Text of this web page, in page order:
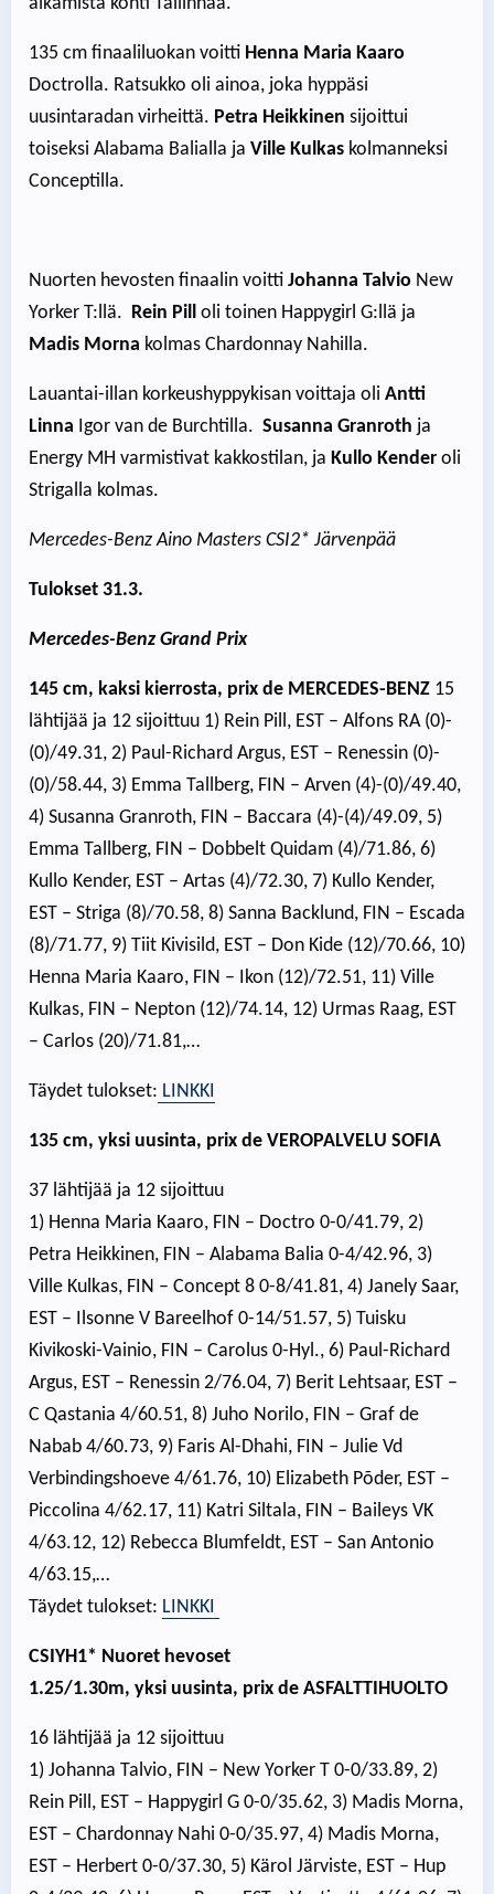
135 cm finaaliluokan voitti Henna Maria Kaaro
Doctrolla. Ratsukko oli ainoa, joka hyppäsi
uusintaradan virheittä. Petra Heikkinen sijoittui
toiseksi Alabama Balialla ja Ville Kulkas kolmanneksi
Conceptilla.
Nuorten hevosten finaalin voitti Johanna Talvio New
Yorker T:llä. Rein Pill oli toinen Happygirl G:llä ja
Madis Morna kolmas Chardonnay Nahilla.
Lauantai-illan korkeushyppykisan voittaja oli Antti
Linna Igor van de Burchtilla. Susanna Granroth ja
Energy MH varmistivat kakkostilan, ja Kullo Kender oli
Strigalla kolmas.
Mercedes-Benz Aino Masters CSI2* Järvenpää
Tulokset 31.3.
Mercedes-Benz Grand Prix
145 cm, kaksi kierrosta, prix de MERCEDES-BENZ 15
lähtijää ja 12 sijoittuu 1) Rein Pill, EST – Alfons RA (0)-
(0)/49.31, 2) Paul-Richard Argus, EST – Renessin (0)-
(0)/58.44, 3) Emma Tallberg, FIN – Arven (4)-(0)/49.40,
4) Susanna Granroth, FIN – Baccara (4)-(4)/49.09, 5)
Emma Tallberg, FIN – Dobbelt Quidam (4)/71.86, 6)
Kullo Kender, EST – Artas (4)/72.30, 7) Kullo Kender,
EST – Striga (8)/70.58, 8) Sanna Backlund, FIN – Escada
(8)/71.77, 9) Tiit Kivisild, EST – Don Kide (12)/70.66, 10)
Henna Maria Kaaro, FIN – Ikon (12)/72.51, 11) Ville
Kulkas, FIN – Nepton (12)/74.14, 12) Urmas Raag, EST
– Carlos (20)/71.81,…
Täydet tulokset: LINKKI
135 cm, yksi uusinta, prix de VEROPALVELU SOFIA
37 lähtijää ja 12 sijoittuu
1) Henna Maria Kaaro, FIN – Doctro 0-0/41.79, 2)
Petra Heikkinen, FIN – Alabama Balia 0-4/42.96, 3)
Ville Kulkas, FIN – Concept 8 0-8/41.81, 4) Janely Saar,
EST – Ilsonne V Bareelhof 0-14/51.57, 5) Tuisku
Kivikoski-Vainio, FIN – Carolus 0-Hyl., 6) Paul-Richard
Argus, EST – Renessin 2/76.04, 7) Berit Lehtsaar, EST –
C Qastania 4/60.51, 8) Juho Norilo, FIN – Graf de
Nabab 4/60.73, 9) Faris Al-Dhahi, FIN – Julie Vd
Verbindingshoeve 4/61.76, 10) Elizabeth Põder, EST –
Piccolina 4/62.17, 11) Katri Siltala, FIN – Baileys VK
4/63.12, 12) Rebecca Blumfeldt, EST – San Antonio
4/63.15,…
Täydet tulokset: LINKKI
CSIYH1* Nuoret hevoset
1.25/1.30m, yksi uusinta, prix de ASFALTTIHUOLTO
16 lähtijää ja 12 sijoittuu
1) Johanna Talvio, FIN – New Yorker T 0-0/33.89, 2)
Rein Pill, EST – Happygirl G 0-0/35.62, 3) Madis Morna,
EST – Chardonnay Nahi 0-0/35.97, 4) Madis Morna,
EST – Herbert 0-0/37.30, 5) Kärol Järviste, EST – Hup